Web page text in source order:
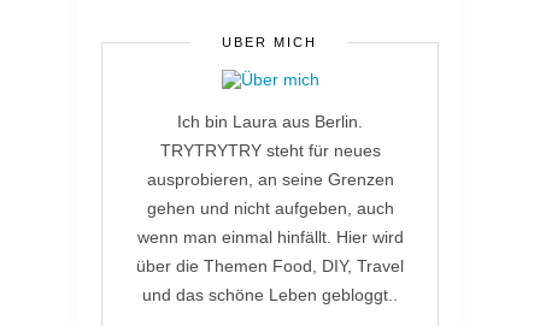
ÜBER MICH
Ich bin Laura aus Berlin.
TRYTRYTRY steht für neues
ausprobieren, an seine Grenzen
gehen und nicht aufgeben, auch
wenn man einmal hinfällt. Hier wird
über die Themen Food, DIY, Travel
und das schöne Leben gebloggt..